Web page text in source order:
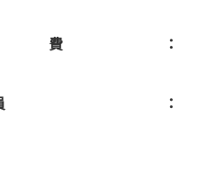
費